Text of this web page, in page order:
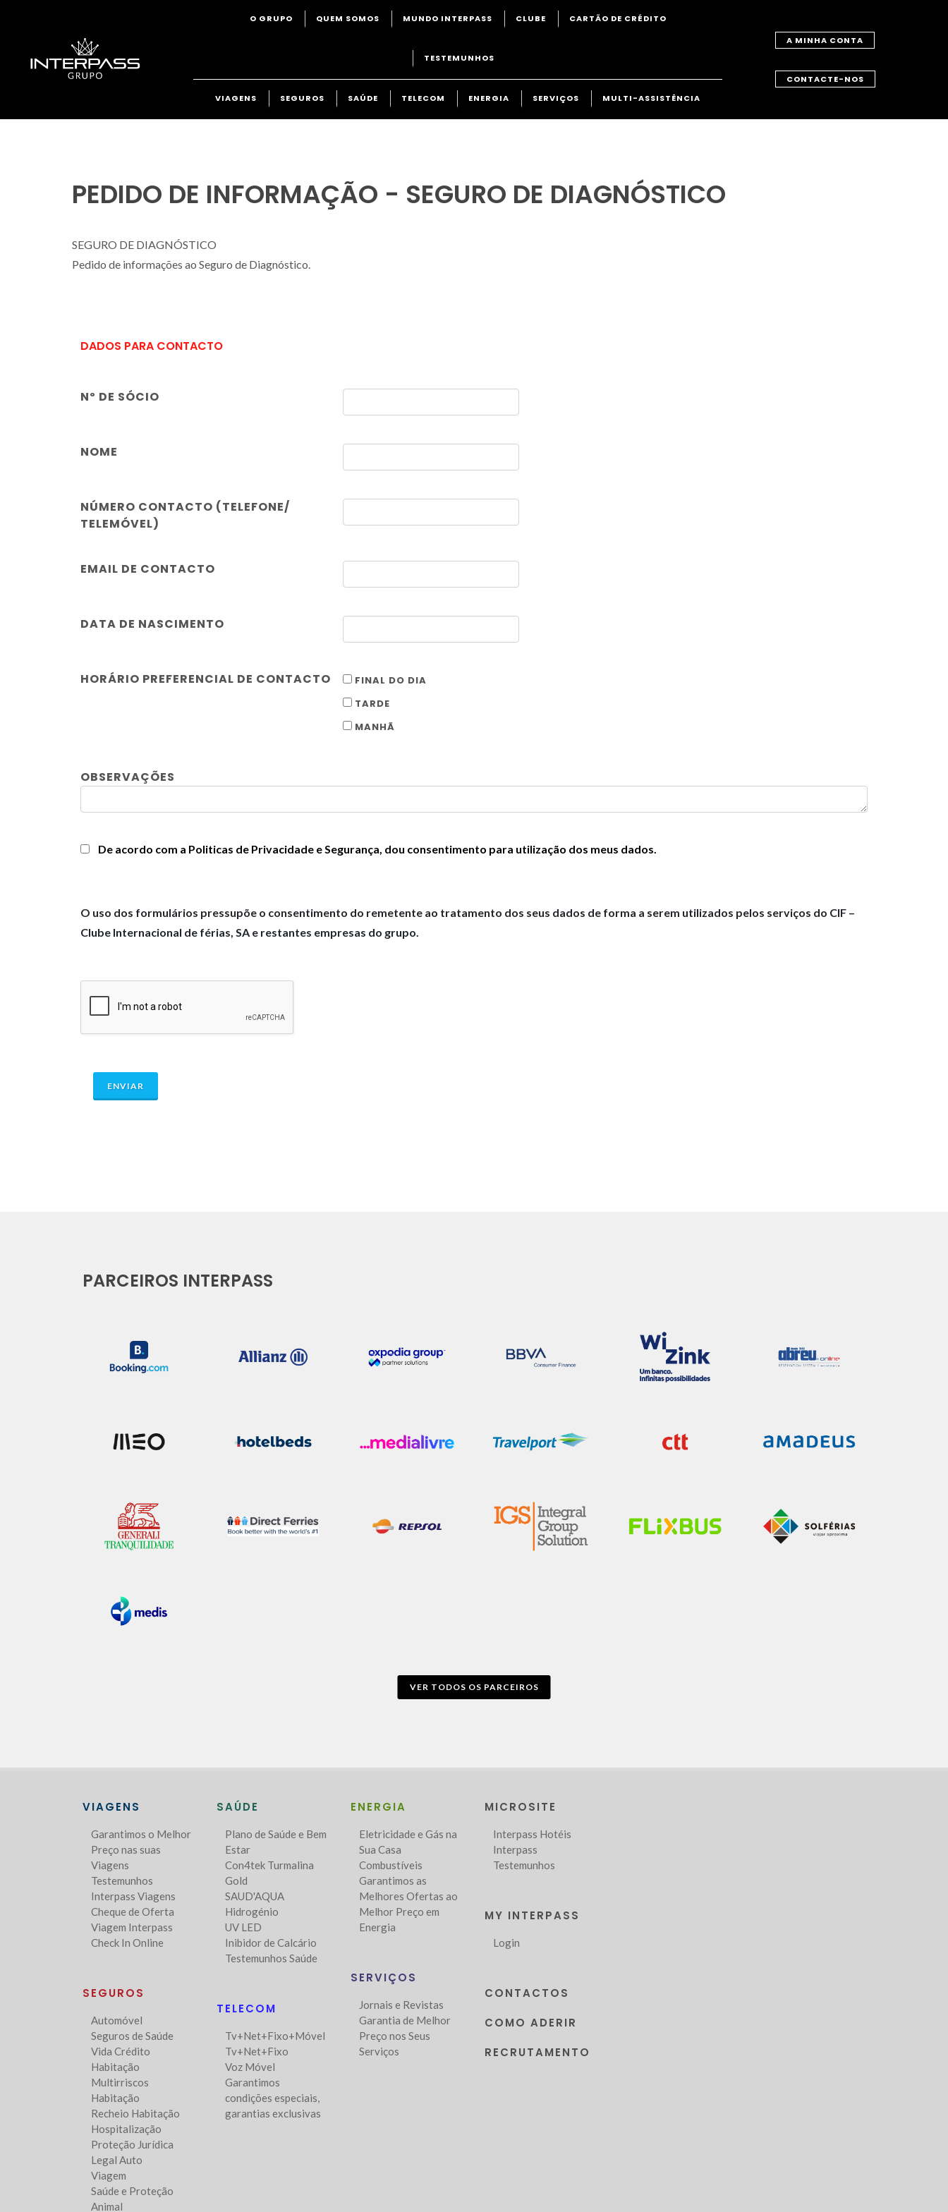
O GRUPO QUEM SOMOS MUNDO INTERPASS CLUBE CARTÃO DE CRÉDITO
TESTEMUNHOS
VIAGENS SEGUROS SAÚDE TELECOM ENERGIA SERVIÇOS MULTI-ASSISTÊNCIA
A MINHA CONTA
CONTACTE-NOS
PEDIDO DE INFORMAÇÃO - SEGURO DE DIAGNÓSTICO
SEGURO DE DIAGNÓSTICO
Pedido de informações ao Seguro de Diagnóstico.
DADOS PARA CONTACTO
Nº DE SÓCIO
NOME
NÚMERO CONTACTO (TELEFONE/
TELEMÓVEL)
EMAIL DE CONTACTO
DATA DE NASCIMENTO
HORÁRIO PREFERENCIAL DE CONTACTO
FINAL DO DIA
TARDE
MANHÃ
OBSERVAÇÕES
De acordo com a Politicas de Privacidade e Segurança, dou consentimento para utilização dos meus dados.
O uso dos formulários pressupõe o consentimento do remetente ao tratamento dos seus dados de forma a serem utilizados pelos serviços do CIF –
Clube Internacional de férias, SA e restantes empresas do grupo.
PARCEIROS INTERPASS
VER TODOS OS PARCEIROS
VIAGENS
Garantimos o Melhor
Preço nas suas
Viagens
Testemunhos
Interpass Viagens
Cheque de Oferta
Viagem Interpass
Check In Online
SEGUROS
Automóvel
Seguros de Saúde
Vida Crédito
Habitação
Multirriscos
Habitação
Recheio Habitação
Hospitalização
Proteção Jurídica
Legal Auto
Viagem
Saúde e Proteção
Animal
SAÚDE
Plano de Saúde e Bem
Estar
Con4tek Turmalina
Gold
SAUD'AQUA
Hidrogénio
UV LED
Inibidor de Calcário
Testemunhos Saúde
TELECOM
Tv+Net+Fixo+Móvel
Tv+Net+Fixo
Voz Móvel
Garantimos
condições especiais,
garantias exclusivas
ENERGIA
Eletricidade e Gás na
Sua Casa
Combustíveis
Garantimos as
Melhores Ofertas ao
Melhor Preço em
Energia
SERVIÇOS
Jornais e Revistas
Garantia de Melhor
Preço nos Seus
Serviços
MICROSITE
Interpass Hotéis
Interpass
Testemunhos
MY INTERPASS
Login
CONTACTOS
COMO ADERIR
RECRUTAMENTO